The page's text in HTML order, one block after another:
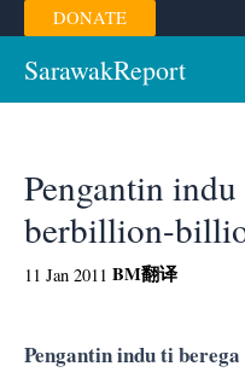
Skip
to
content
DONATE
SarawakReport
Pengantin
berbillion-
11 Jan 2011 BM翻译
Pengantin indu ti